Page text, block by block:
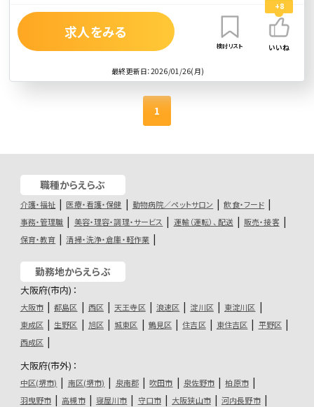
最終更新日：2026/01/26(月)
求人をみる
検討リスト
+8
いいね
1
職種からえらぶ
介護・福祉 医療・看護・保健 動物病院／ペットサロン
飲食・フード
事務・管理職
美容・理容・調理・サービス 運輸（運転）、配送
販売・接客
保育・教育
清掃・洗浄・倉庫・軽作業
勤務地からえらぶ
大阪府(市内)：
大阪市 都島区 西区 天王寺区 浪速区 淀川区
東淀川区
東成区
生野区 旭区 城東区 鶴見区 住吉区 東住吉区
平野区
西成区
大阪府(市外)：
中区(堺市) 南区(堺市) 泉南郡 吹田市 泉佐野市
柏原市
羽曳野市
高槻市 寝屋川市 守口市 大阪狭山市
河内長野市